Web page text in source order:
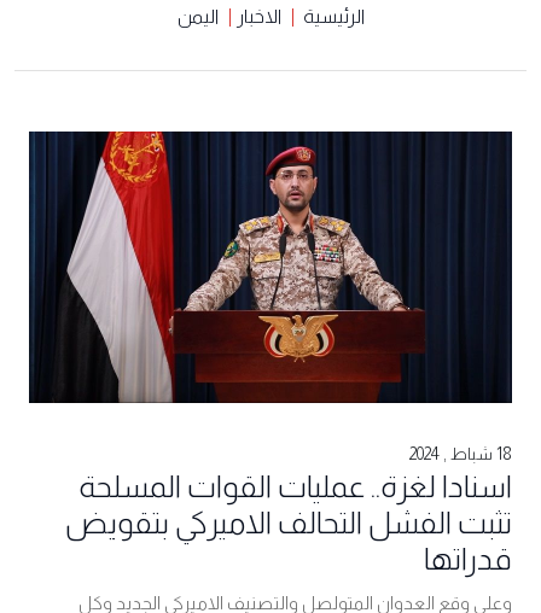
الرئيسية الاخبار اليمن
18 شباط , 2024
اسنادا لغزة.. عمليات القوات المسلحة
تثبت الفشل التحالف الاميركي بتقويض
قدراتها
وعلى وقع العدوان المتولصل والتصنيف الاميركي الجديد وكل